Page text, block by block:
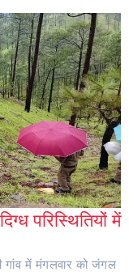
परिस्थितियों में
गांव में मंगलवार को जंगल